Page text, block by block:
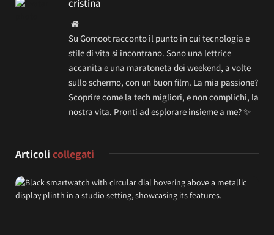
cristina
Website
Su Gomoot racconto il punto in cui tecnologia e
stile di vita si incontrano. Sono una lettrice
accanita e una maratoneta dei weekend, a volte
sullo schermo, con un buon film. La mia passione?
Scoprire come la tech migliori, e non complichi, la
nostra vita. Pronti ad esplorare insieme a me? ✨
Articoli collegati